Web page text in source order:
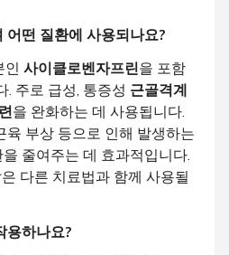
어떤 질환에 사용되나요?
인 사이클로벤자프린을 포함
. 주로 급성, 통증성 근골격계
을 완화하는 데 사용됩니다.
육 부상 등으로 인해 발생하는
줄여주는 데 효과적입니다.
다른 치료법과 함께 사용될
용하나요?